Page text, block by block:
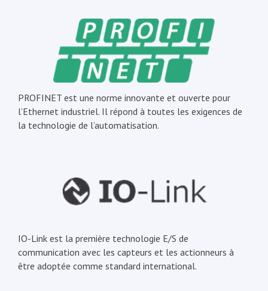
PROFINET est une norme innovante et ouverte pour
l’Ethernet industriel. Il répond à toutes les exigences de
la technologie de l’automatisation.
IO-Link est la première technologie E/S de
communication avec les capteurs et les actionneurs à
être adoptée comme standard international.